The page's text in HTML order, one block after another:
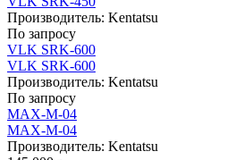
Производитель: Kentatsu
По запросу
VLK SRK-600
VLK SRK-600
Производитель: Kentatsu
По запросу
MAX-M-04
MAX-M-04
Производитель: Kentatsu